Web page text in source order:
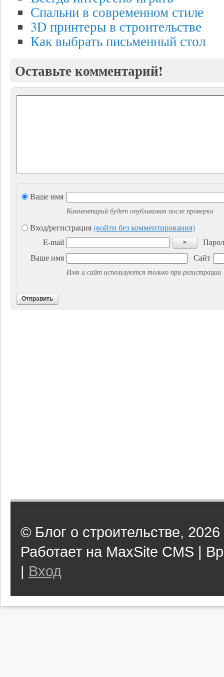
Спальни в современном стиле
3D принтеры в строительстве
Как выбрать письменный стол
Оставьте комментарий!
Ваше имя
Комментарий будет опубликован после проверки
Вход/регистрация(войти без комментирования)
E-mail
>
Ваше имя
Сайт
Имя и сайт используются только при регистрации
Отправить
© Блог о строительстве, 2026
Работает на MaxSite CMS |
| Вход